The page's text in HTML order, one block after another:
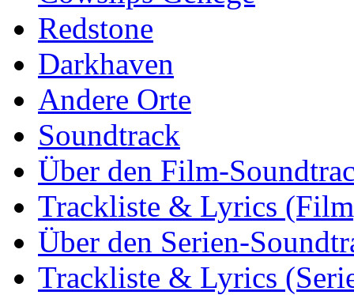
Redstone
Darkhaven
Andere Orte
Soundtrack
Über den Film-
Trackliste & Lyrics
Über den Serien-
Trackliste & Lyrics